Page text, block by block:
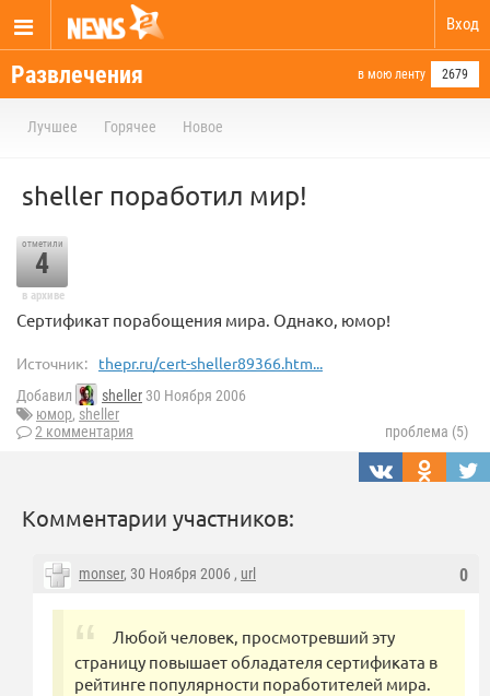
Вход
Развлечения в мою ленту 2679
Лучшее Горячее Новое
sheller поработил мир!
отметили
4
в архиве
Сертификат порабощения мира. Однако, юмор!
Источник: thepr.ru/cert-sheller89366.htm...
Добавил sheller 30 Ноября 2006
юмор, sheller
2 комментария
проблема (5)
Комментарии участников:
0
monser, 30 Ноября 2006 , url
Любой человек, просмотревший эту
страницу повышает обладателя сертификата в
рейтинге популярности поработителей мира.